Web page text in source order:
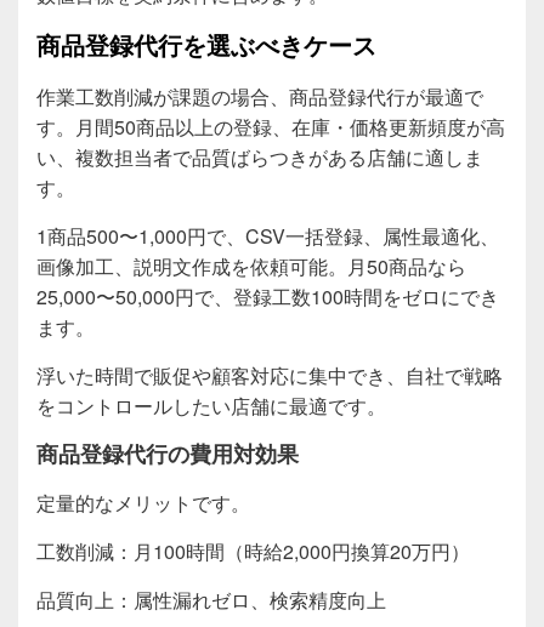
商品登録代行を選ぶべきケース
作業工数削減が課題の場合、商品登録代行が最適で
す。月間50商品以上の登録、在庫・価格更新頻度が高
い、複数担当者で品質ばらつきがある店舗に適しま
す。
1商品500〜1,000円で、CSV一括登録、属性最適化、
画像加工、説明文作成を依頼可能。月50商品なら
25,000〜50,000円で、登録工数100時間をゼロにでき
ます。
浮いた時間で販促や顧客対応に集中でき、自社で戦略
をコントロールしたい店舗に最適です。
商品登録代行の費用対効果
定量的なメリットです。
工数削減：月100時間（時給2,000円換算20万円）
品質向上：属性漏れゼロ、検索精度向上